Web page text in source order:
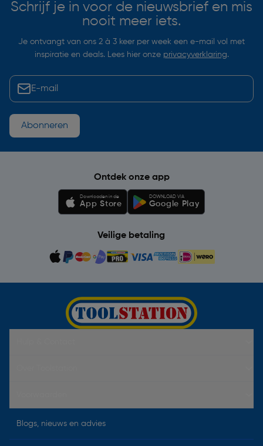
Schrijf je in voor de nieuwsbrief en mis
nooit meer iets.
Je ontvangt van ons 2 à 3 keer per week een e-mail vol met
inspiratie en deals. Lees hier onze privacyverklaring.
Abonneren
Ontdek onze app
Downloaden in de
App Store
DOWNLOAD VIA
Google Play
Veilige betaling
Blogs, nieuws en advies